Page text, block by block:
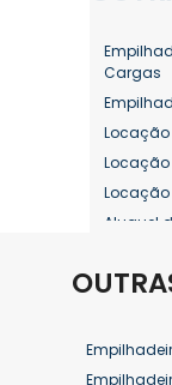
Cargas
Locação
Locação
Locação
Aluguel
Aluguel
Aluguel
Aluguel